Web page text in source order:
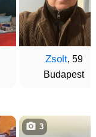
Zsolt, 59
Budapest
3